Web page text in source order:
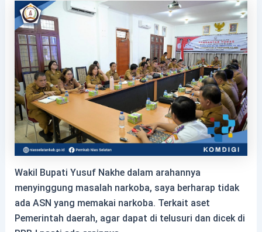
Wakil Bupati Yusuf Nakhe dalam arahannya
menyinggung masalah narkoba, saya berharap tidak
ada ASN yang memakai narkoba. Terkait aset
Pemerintah daerah, agar dapat di telusuri dan dicek di